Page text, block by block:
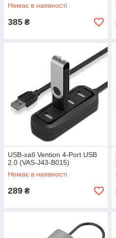
Немає в наявності
385 ₴
USB-хаб Vention 4-Port USB
2.0 (VAS-J43-B015)
Немає в наявності
289 ₴